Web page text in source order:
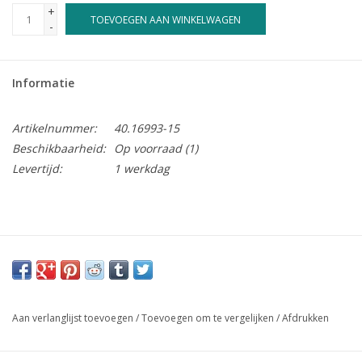
+
-
TOEVOEGEN AAN WINKELWAGEN
Informatie
Artikelnummer:
40.16993-15
Beschikbaarheid:
Op voorraad(1)
Levertijd:
1 werkdag
Aan verlanglijst toevoegen /Toevoegen om te vergelijken /Afdrukken